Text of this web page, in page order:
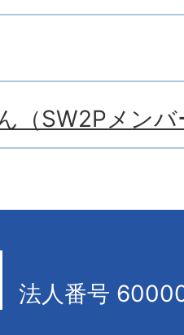
（SW2Pメンバ
法人番号